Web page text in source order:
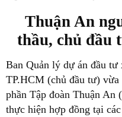
Thuận An
thầu, chủ
Ban Quản lý dự án đầu tư
TP.HCM (chủ đầu tư)
phần Tập đoàn Thuận An
thực hiện hợp đồng tại